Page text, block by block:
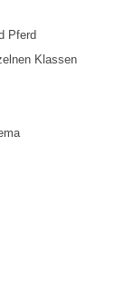
Pferd
Klassen